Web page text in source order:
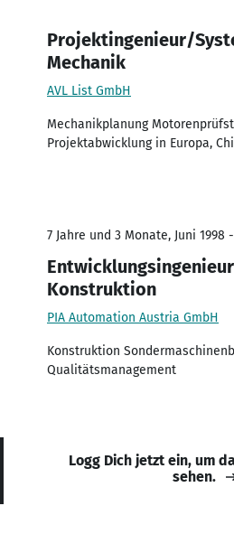
Projektingenieur/
Mechanik
AVL List GmbH
Mechanikplanung
Projektabwicklung in Europa,
7 Jahre und 3 Monate, Juni 1998
Entwicklungsingenieur
Konstruktion
PIA Automation Austria GmbH
Konstruktion
Qualitätsmanagement
Logg Dich jetzt ein, um
sehen.